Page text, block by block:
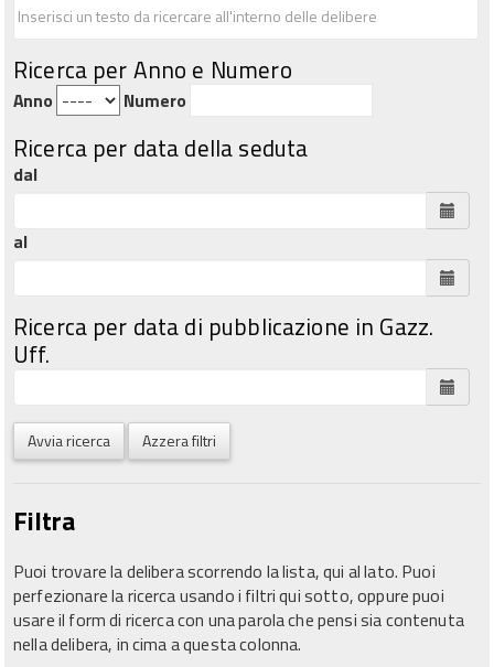
Ricerca per Anno e Numero
Anno Numero
Ricerca per data della seduta
dal
al
Ricerca per data di pubblicazione in Gazz.
Uff.
Avvia ricerca Azzera filtri
Filtra
Puoi trovare la delibera scorrendo la lista, qui al lato. Puoi
perfezionare la ricerca usando i filtri qui sotto, oppure puoi
usare il form di ricerca con una parola che pensi sia contenuta
nella delibera, in cima a questa colonna.